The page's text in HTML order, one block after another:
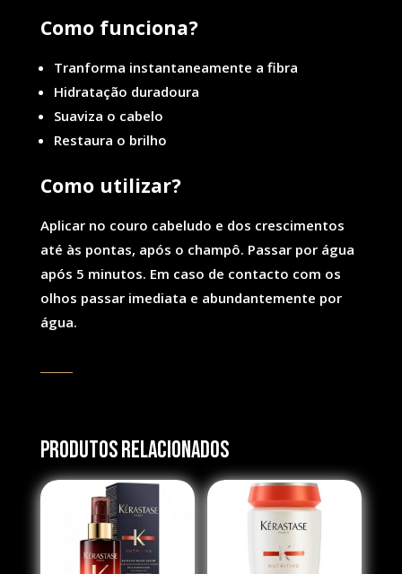
Como funciona?
Tranforma instantaneamente a fibra
Hidratação duradoura
Suaviza o cabelo
Restaura o brilho
Como utilizar?
Aplicar no couro cabeludo e dos crescimentos
até às pontas, após o champô. Passar por água
após 5 minutos. Em caso de contacto com os
olhos passar imediata e abundantemente por
água.
Produtos Relacionados